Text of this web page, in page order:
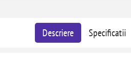
Descriere Specificatii